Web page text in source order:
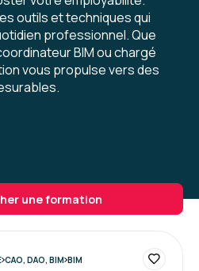
outils et techniques qui
professionnel. Que
BIM ou chargé
vous propulse vers des
une formation
CAO, DAO, BIM BIM